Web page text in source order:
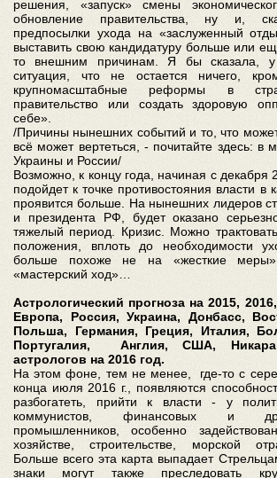
решения, «запуск» смены
обновление правительства, ну и,
предпосылки ухода на «заслуженный
выставить свою кандидатуру больше или
то внешним причинам. Я бы сказала,
ситуация, что не остается ничего,
крупномасштабные реформы в
правительство или создать здоровую
себе».
/Причины нынешних событий и то, что может
всё может вертеться, - почитайте здесь: в
Украины и России/
Возможно, к концу года, начиная с декабря
подойдет к точке противостояния власти в
проявится больше. На нынешних лидеров
и президента РФ, будет оказано
тяжелый период. Кризис. Можно
положения, вплоть до необходимости
больше похоже не на «жесткие
«мастерский ход»…
Астрологический прогноза на 2015,
Европа, Россия, Украина, Донбасс,
Польша, Германия, Греция, Италия,
Португалия, Англия, США,
астрологов на 2016 год.
На этом фоне, тем не менее, где-то с
конца июля 2016 г., появляются
разбогатеть, прийти к власти - у
коммунистов, финансовых и
промышленников, особенно
хозяйстве, строительстве, морской
Больше всего эта карта выпадает
знаки могут также преследовать